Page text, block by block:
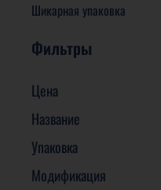
Шикарная упаковка
Фильтры
Цена
Название
Упаковка
Модификация